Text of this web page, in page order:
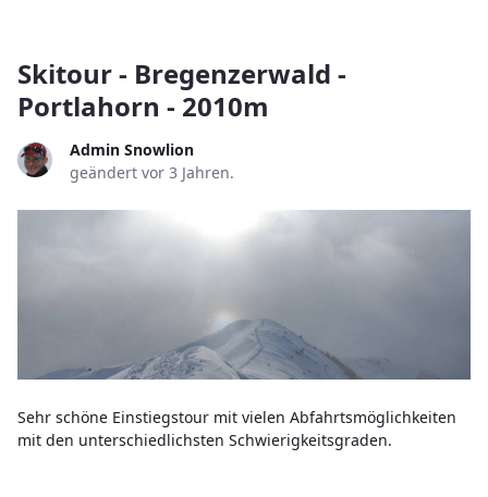
Skitour - Bregenzerwald -
Portlahorn - 2010m
Admin Snowlion
geändert vor 3 Jahren.
Sehr schöne Einstiegstour mit vielen Abfahrtsmöglichkeiten
mit den unterschiedlichsten Schwierigkeitsgraden.